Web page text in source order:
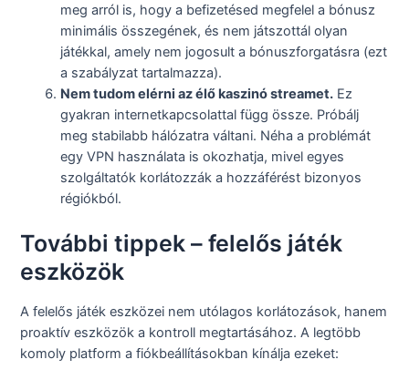
meg arról is, hogy a befizetésed megfelel a bónusz
minimális összegének, és nem játszottál olyan
játékkal, amely nem jogosult a bónuszforgatásra (ezt
a szabályzat tartalmazza).
Nem tudom elérni az élő kaszinó streamet. Ez
gyakran internetkapcsolattal függ össze. Próbálj
meg stabilabb hálózatra váltani. Néha a problémát
egy VPN használata is okozhatja, mivel egyes
szolgáltatók korlátozzák a hozzáférést bizonyos
régiókból.
További tippek – felelős játék
eszközök
A felelős játék eszközei nem utólagos korlátozások, hanem
proaktív eszközök a kontroll megtartásához. A legtöbb
komoly platform a fiókbeállításokban kínálja ezeket: